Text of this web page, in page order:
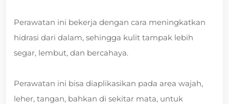
Perawatan ini bekerja dengan cara meningkatkan
hidrasi dari dalam, sehingga kulit tampak lebih
segar, lembut, dan bercahaya.
Perawatan ini bisa diaplikasikan pada area wajah,
leher, tangan, bahkan di sekitar mata, untuk